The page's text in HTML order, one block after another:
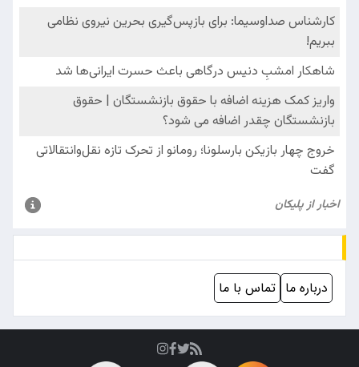
درباره ما تماس با ما